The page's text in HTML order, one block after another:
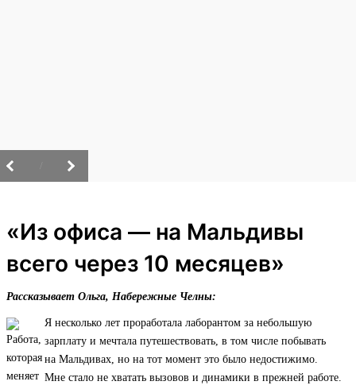
«Из офиса — на Мальдивы
всего через 10 месяцев»
Рассказывает Ольга, Набережные Челны:
Я несколько лет проработала лаборантом за небольшую
зарплату и мечтала путешествовать, в том числе побывать
на Мальдивах, но на тот момент это было недостижимо.
Мне стало не хватать вызовов и динамики в прежней работе.